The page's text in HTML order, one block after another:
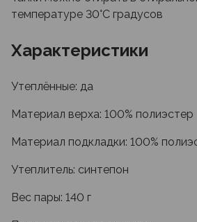
температуре 30°C градусов
Характеристики
Утеплённые: да
Материал верха: 100% полиэстер
Материал подкладки: 100%
Утеплитель: синтепон
Вес пары: 140 г